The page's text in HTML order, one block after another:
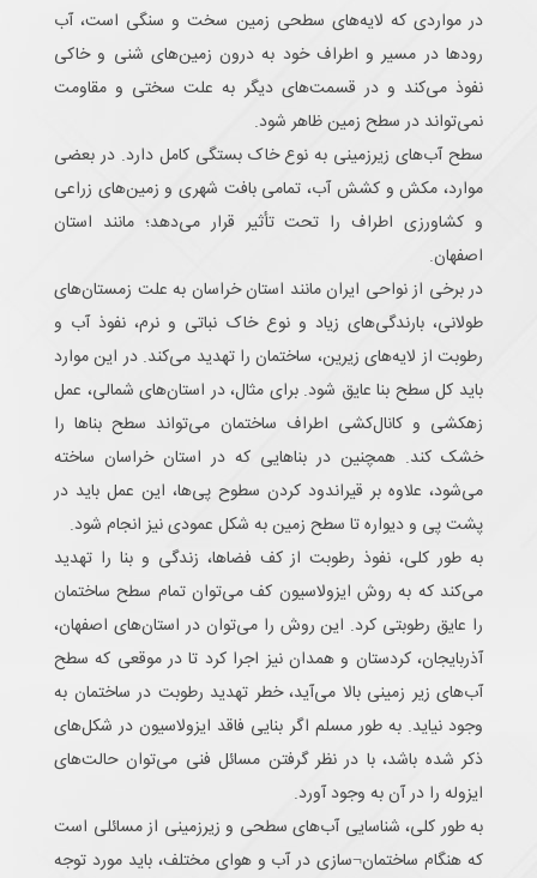
در مواردی که لایه‌های سطحی زمین سخت و سنگی است، آب
رودها در مسیر و اطراف خود به درون زمین‌های شنی و خاکی
نفوذ می‌کند و در قسمت‌های دیگر به علت سختی و مقاومت
نمی‌تواند در سطح زمین ظاهر شود.
سطح آب‌های زیرزمینی به نوع خاک بستگی کامل دارد. در بعضی
موارد، مکش و کشش آب، تمامی بافت شهری و زمین‌های زراعی
و کشاورزی اطراف را تحت تأثیر قرار می‌دهد؛ مانند استان
اصفهان.
در برخی از نواحی ایران مانند استان خراسان به علت زمستان‌های
طولانی، بارندگی‌های زیاد و نوع خاک نباتی و نرم، نفوذ آب و
رطوبت از لایه‌های زیرین، ساختمان را تهدید می‌کند. در این موارد
باید کل سطح بنا عایق شود. برای مثال، در استان‌های شمالی، عمل
زهکشی و کانال‌کشی اطراف ساختمان می‌تواند سطح بناها را
خشک کند. همچنین در بناهایی که در استان خراسان ساخته
می‌شود، علاوه بر قیراندود کردن سطوح پی‌ها، این عمل باید در
پشت پی و دیواره تا سطح زمین به شکل عمودی نیز انجام شود.
به طور کلی، نفوذ رطوبت از کف فضاها، زندگی و بنا را تهدید
می‌کند که به روش ایزولاسیون کف می‌توان تمام سطح ساختمان
را عایق رطوبتی کرد. این روش را می‌توان در استان‌های اصفهان،
آذربایجان، کردستان و همدان نیز اجرا کرد تا در موقعی که سطح
آب‌های زیر زمینی بالا می‌آید، خطر تهدید رطوبت در ساختمان به
وجود نیاید. به طور مسلم اگر بنایی فاقد ایزولاسیون در شکل‌های
ذکر شده باشد، با در نظر گرفتن مسائل فنی می‌توان حالت‌های
ایزوله را در آن به وجود آورد.
به طور کلی، شناسایی آب‌های سطحی و زیرزمینی از مسائلی است
که هنگام ساختمان¬سازی در آب و هوای مختلف، باید مورد توجه